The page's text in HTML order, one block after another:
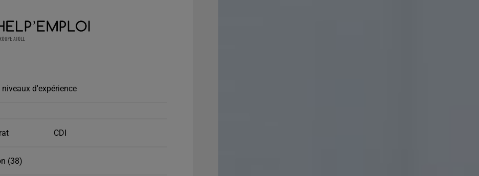
niveaux d'expérience
CDI
(38)